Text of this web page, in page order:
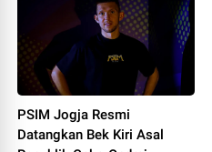
PSIM Jogja Resmi
Datangkan Bek Kiri Asal